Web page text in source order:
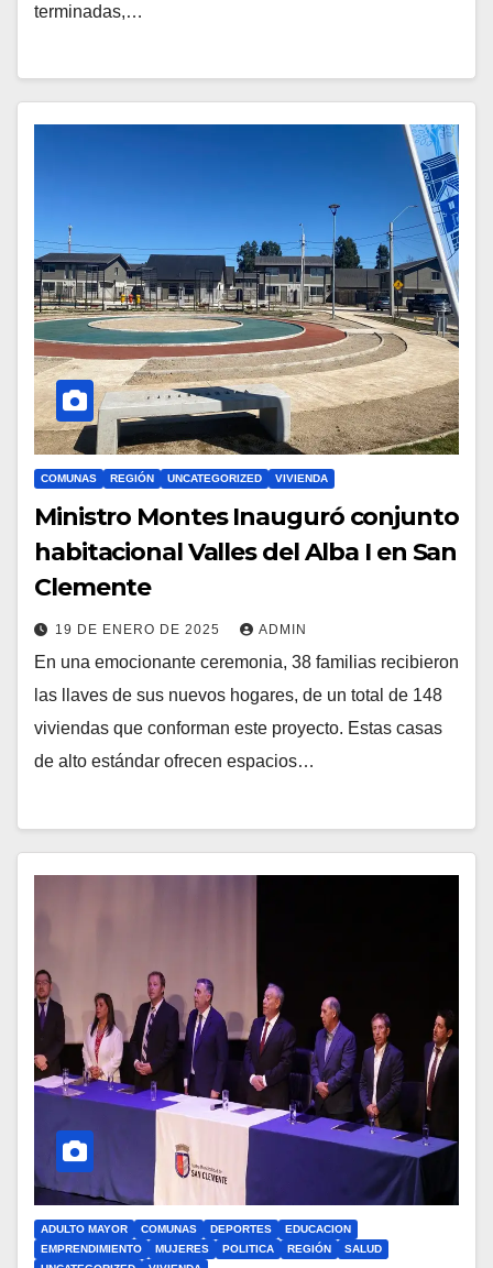
terminadas,…
COMUNAS REGIÓN UNCATEGORIZED VIVIENDA
Ministro Montes Inauguró conjunto
habitacional Valles del Alba I en San
Clemente
19 DE ENERO DE 2025 ADMIN
En una emocionante ceremonia, 38 familias recibieron
las llaves de sus nuevos hogares, de un total de 148
viviendas que conforman este proyecto. Estas casas
de alto estándar ofrecen espacios…
ADULTO MAYOR COMUNAS DEPORTES
EDUCACION
EMPRENDIMIENTO
MUJERES POLITICA REGIÓN
SALUD